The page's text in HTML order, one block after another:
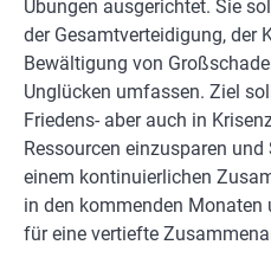
Übungen ausgerichtet. Sie
der Gesamtverteidigung, der
Bewältigung von
Unglücken umfassen. Ziel
Friedens- aber auch in
Ressourcen einzusparen
einem kontinuierlichen
in den kommenden
für eine vertiefte